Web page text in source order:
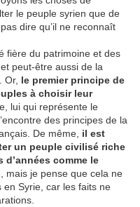
le peuple syrien que de
dire qu’il ne reconnaît
fière du patrimoine et des
peut-être aussi de la
Or, le premier principe de
à choisir leur
lui qui représente le
des principes de la
De même, il est
un peuple civilisé riche
comme le
mais je pense que cela ne
Syrie, car les faits ne